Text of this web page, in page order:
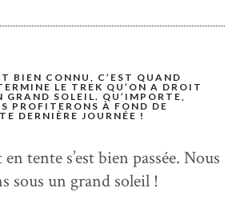
BIEN CONNU, C’EST QUAND
LE TREK QU’ON A DROIT
GRAND SOLEIL. QU’IMPORTE,
PROFITERONS À FOND DE
DERNIÈRE JOURNÉE !
tente s’est bien passée. Nous
sous un grand soleil !